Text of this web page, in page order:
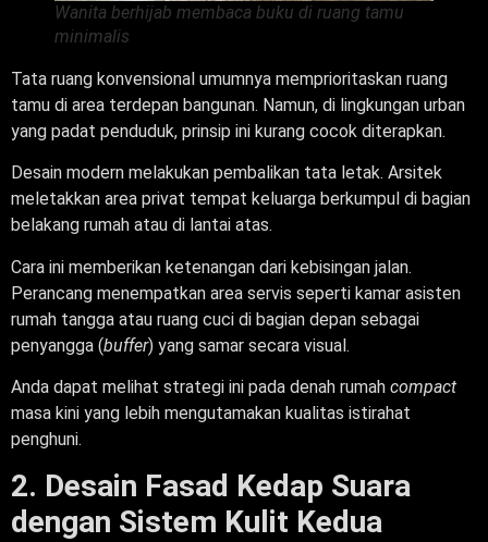
Wanita berhijab membaca buku di ruang tamu
minimalis
Tata ruang konvensional umumnya memprioritaskan ruang
tamu di area terdepan bangunan. Namun, di lingkungan urban
yang padat penduduk, prinsip ini kurang cocok diterapkan.
Desain modern melakukan pembalikan tata letak. Arsitek
meletakkan area privat tempat keluarga berkumpul di bagian
belakang rumah atau di lantai atas.
Cara ini memberikan ketenangan dari kebisingan jalan.
Perancang menempatkan area servis seperti kamar asisten
rumah tangga atau ruang cuci di bagian depan sebagai
penyangga (buffer) yang samar secara visual.
Anda dapat melihat strategi ini pada denah rumah compact
masa kini yang lebih mengutamakan kualitas istirahat
penghuni.
2. Desain Fasad Kedap Suara
dengan Sistem Kulit Kedua